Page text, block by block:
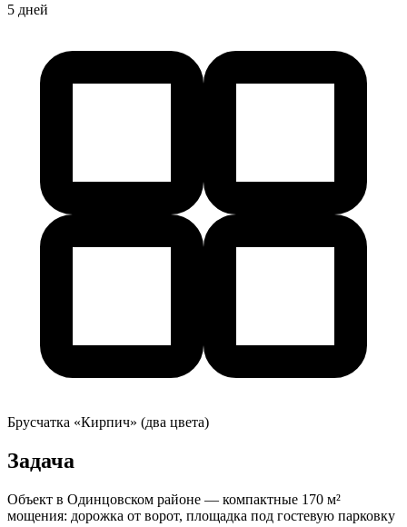
5 дней
Брусчатка «Кирпич» (два цвета)
Задача
Объект в Одинцовском районе — компактные 170 м²
мощения: дорожка от ворот, площадка под гостевую парковку